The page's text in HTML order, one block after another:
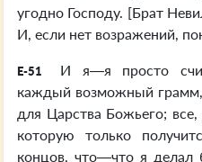
угодно Господу. [Брат
И, если нет возражений,
E-51
И я—я просто
каждый возможный грамм,
для Царства Божьего;
которую только
концов, что—что я делал